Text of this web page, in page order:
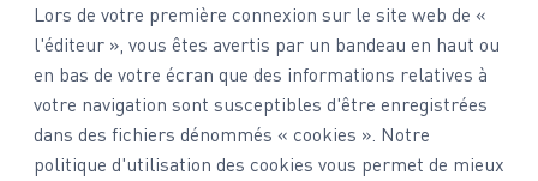
Lors de votre première connexion sur le site web de «
l'éditeur », vous êtes avertis par un bandeau en haut ou
en bas de votre écran que des informations relatives à
votre navigation sont susceptibles d'être enregistrées
dans des fichiers dénommés « cookies ». Notre
politique d'utilisation des cookies vous permet de mieux